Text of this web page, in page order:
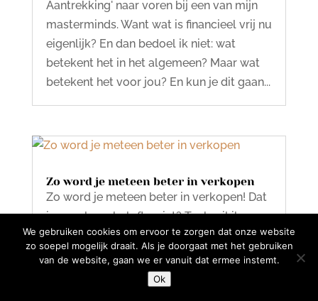
Aantrekking' naar voren bij een van mijn
masterminds. Want wat is financieel vrij nu
eigenlijk? En dan bedoel ik niet: wat
betekent het in het algemeen? Maar wat
betekent het voor jou? En kun je dit gaan...
Zo word je meteen beter in verkopen
Zo word je meteen beter in verkopen! Dat
is nogal een belofte, niet? Toch wil ik
vandaag iets met je delen over een inzicht
dat ik onlangs opdeed op Clubhouse. En
dat inzicht gaat dus over verkopen. Een
We gebruiken cookies om ervoor te zorgen dat onze website
zo soepel mogelijk draait. Als je doorgaat met het gebruiken
van de website, gaan we er vanuit dat ermee instemt.
Ok